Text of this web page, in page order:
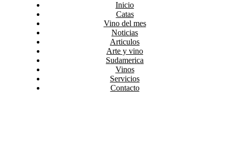
Inicio
Catas
Vino del mes
Noticias
Articulos
Arte y vino
Sudamerica
Vinos
Servicios
Contacto